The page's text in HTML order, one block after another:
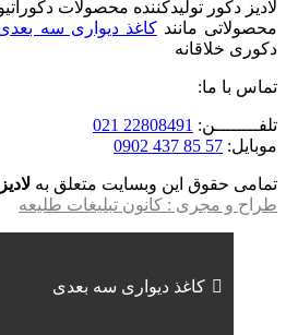
لادیز دکور تولیدکننده محصولات
محصولاتی مانندکاغذ دیواری سه
دکوری خلاقانه
تماس با ما:
تلفــــــــن: 22808491 021
موبایل: 57 85 437 0902
تمامی حقوق این وبسایت متعلق به
طراح و مجری : کانون تبلیغات طلیعه
کاغذ دیواری سه بعدی